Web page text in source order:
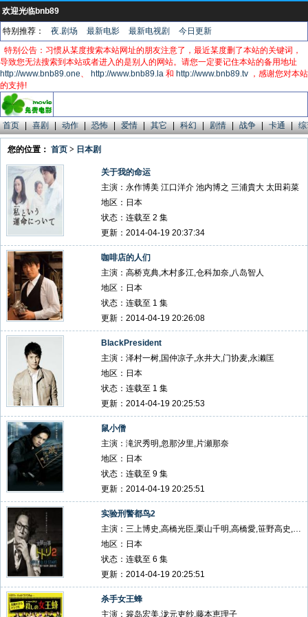
欢迎光临bnb89
特别推荐： 夜.剧场 最新电影 最新电视剧
今日更新
特别公告：习惯从某度搜索本站网址的朋友注意了，最近某度删了本站的关键词，
导致您无法搜索到本站或者进入的是别人的网站。请您一定要记住本站的备用地址
http://www.bnb89.one、 http://www.bnb89.la 和 http://www.bnb89.tv ，感谢您对本站
的支持!
首页 | 喜剧 | 动作 | 恐怖 | 爱情 | 其它 | 科幻 | 剧情 | 战争 | 卡通 |
您的位置： 首页 > 日本剧
关于我的命运
主演：永作博美 江口洋介 池内博之 三浦貴大 太田莉菜
地区：日本
状态：连载至 2 集
更新：2014-04-19 20:37:34
咖啡店的人们
主演：高桥克典,木村多江,仓科加奈,八岛智人
地区：日本
状态：连载至 1 集
更新：2014-04-19 20:26:08
BlackPresident
主演：泽村一树,国仲凉子,永井大,门协麦,永濑匡
地区：日本
状态：连载至 1 集
更新：2014-04-19 20:25:53
鼠小僧
主演：滝沢秀明,忽那汐里,片瀬那奈
地区：日本
状态：连载至 9 集
更新：2014-04-19 20:25:51
实验刑警都鸟2
主演：三上博史,高橋光臣,栗山千明,高橋愛,笹野高史,木野花
地区：日本
状态：连载至 6 集
更新：2014-04-19 20:25:51
杀手女王蜂
主演：簑岛宏美,泷元吏纱,藤本恵理子